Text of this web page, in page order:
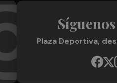
Plaza Deportiva,